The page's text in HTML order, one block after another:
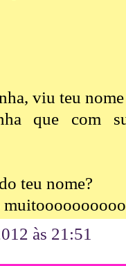
viu teu nome
que com
teu nome?
às 21:51